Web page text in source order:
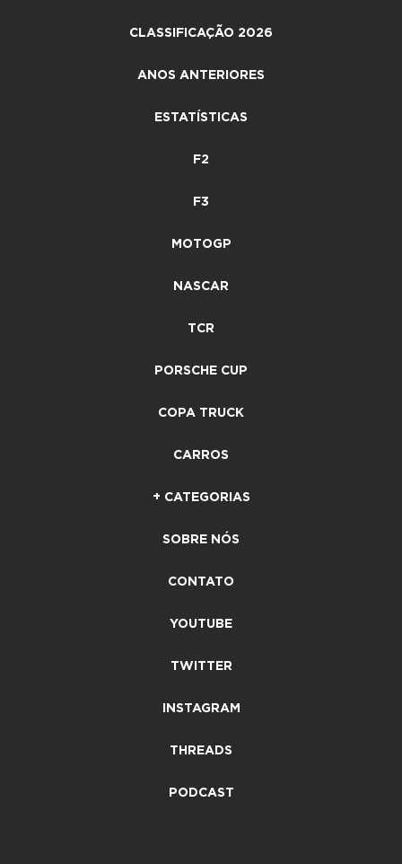
CLASSIFICAÇÃO 2026
ANOS ANTERIORES
ESTATÍSTICAS
F2
F3
MOTOGP
NASCAR
TCR
PORSCHE CUP
COPA TRUCK
CARROS
+ CATEGORIAS
SOBRE NÓS
CONTATO
YOUTUBE
TWITTER
INSTAGRAM
THREADS
PODCAST